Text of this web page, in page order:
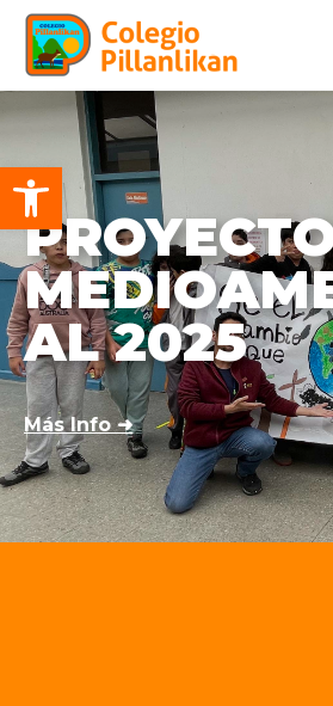
Abrir barra de herramientas
AL 2025
Más Info ➜